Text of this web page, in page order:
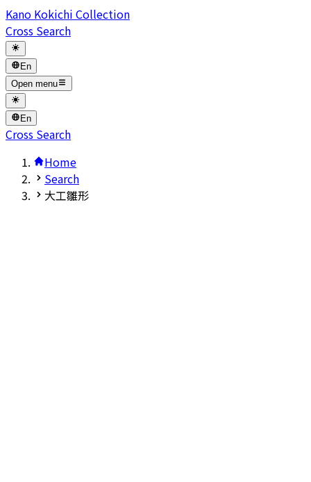
Kano Kokichi Collection
Cross Search
En
Open menu
En
Cross Search
Home
Search
大工雛形